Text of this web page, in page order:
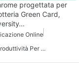
progettata per
Green Card,
Online
Migliori Estensioni Di Produttività Per Chrome